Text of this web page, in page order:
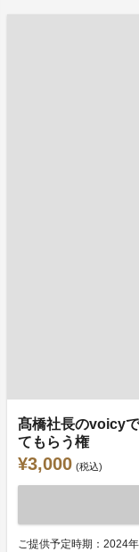
髙橋社長のvoicy
てもらう権
¥3,000 (税込)
ご提供予定時期：2024